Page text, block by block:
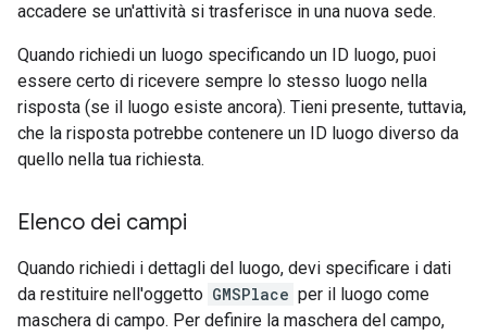
accadere se un'attività si trasferisce in una nuova sede.
Quando richiedi un luogo specificando un ID luogo, puoi
essere certo di ricevere sempre lo stesso luogo nella
risposta (se il luogo esiste ancora). Tieni presente, tuttavia,
che la risposta potrebbe contenere un ID luogo diverso da
quello nella tua richiesta.
Elenco dei campi
Quando richiedi i dettagli del luogo, devi specificare i dati
da restituire nell'oggetto GMSPlace per il luogo come
maschera di campo. Per definire la maschera del campo,